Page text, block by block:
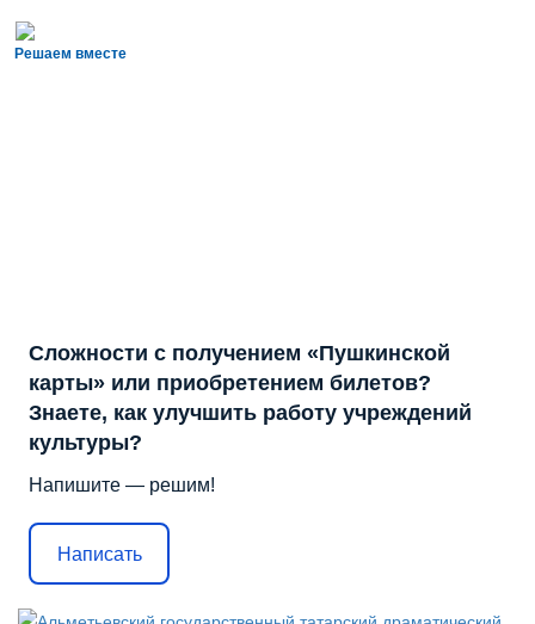
Решаем вместе
Сложности с получением «Пушкинской
карты» или приобретением билетов?
Знаете, как улучшить работу учреждений
культуры?
Напишите — решим!
Написать